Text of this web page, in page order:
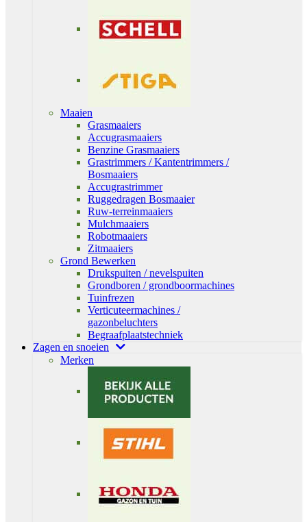
Maaien
Grasmaaiers
Accugrasmaaiers
Benzine Grasmaaiers
Grastrimmers / Kantentrimmers /
Bosmaaiers
Accugrastrimmer
Ruggedragen Bosmaaier
Ruw-terreinmaaiers
Mulchmaaiers
Robotmaaiers
Zitmaaiers
Grond Bewerken
Drukspuiten / nevelspuiten
Grondboren / grondboormachines
Tuinfrezen
Verticuteermachines /
gazonbeluchters
Begraafplaatstechniek
Zagen en snoeien
Merken